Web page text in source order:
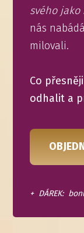
svého jako
nás
milovali.
Co
odhalit a
+ DÁREK: